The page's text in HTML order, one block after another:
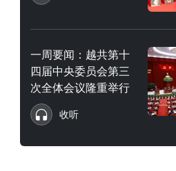
一周要闻：越共第十
四届中央委员会第三
次全体会议隆重举行
收听